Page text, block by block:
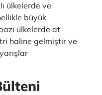
ülkelerde ve
büyük
ülkelerde at
haline gelmiştir ve